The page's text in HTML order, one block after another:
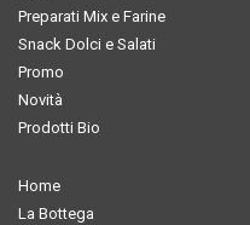
Preparati Mix e Farine
Snack Dolci e Salati
Promo
Novità
Prodotti Bio
Home
La Bottega